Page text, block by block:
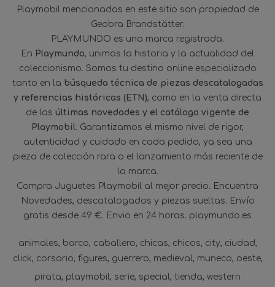
Playmobil mencionadas en este sitio son propiedad de
Geobra Brandstätter.
PLAYMUNDO es una marca registrada.
En Playmundo, unimos la historia y la actualidad del
coleccionismo. Somos tu destino online especializado
tanto en la búsqueda técnica de piezas descatalogadas
y referencias históricas (ETN), como en la venta directa
de las últimas novedades y el catálogo vigente de
Playmobil. Garantizamos el mismo nivel de rigor,
autenticidad y cuidado en cada pedido, ya sea una
pieza de colección rara o el lanzamiento más reciente de
la marca.
Compra Juguetes Playmobil al mejor precio. Encuentra
Novedades, descatalogados y piezas sueltas. Envío
gratis desde 49 €. Envio en 24 horas. playmundo.es
animales barco caballero chicas chicos city ciudad
click corsario figures guerrero medieval muneco oeste
pirata playmobil serie special tienda western